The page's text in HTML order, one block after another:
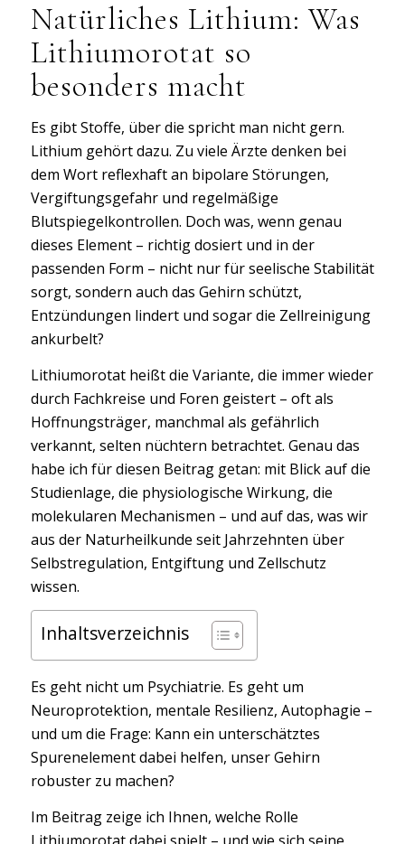
Natürliches Lithium: Was
Lithiumorotat so
besonders macht
Es gibt Stoffe, über die spricht man nicht gern.
Lithium gehört dazu. Zu viele Ärzte denken bei
dem Wort reflexhaft an bipolare Störungen,
Vergiftungsgefahr und regelmäßige
Blutspiegelkontrollen. Doch was, wenn genau
dieses Element – richtig dosiert und in der
passenden Form – nicht nur für seelische Stabilität
sorgt, sondern auch das Gehirn schützt,
Entzündungen lindert und sogar die Zellreinigung
ankurbelt?
Lithiumorotat heißt die Variante, die immer wieder
durch Fachkreise und Foren geistert – oft als
Hoffnungsträger, manchmal als gefährlich
verkannt, selten nüchtern betrachtet. Genau das
habe ich für diesen Beitrag getan: mit Blick auf die
Studienlage, die physiologische Wirkung, die
molekularen Mechanismen – und auf das, was wir
aus der Naturheilkunde seit Jahrzehnten über
Selbstregulation, Entgiftung und Zellschutz
wissen.
Inhaltsverzeichnis
Es geht nicht um Psychiatrie. Es geht um
Neuroprotektion, mentale Resilienz, Autophagie –
und um die Frage: Kann ein unterschätztes
Spurenelement dabei helfen, unser Gehirn
robuster zu machen?
Im Beitrag zeige ich Ihnen, welche Rolle